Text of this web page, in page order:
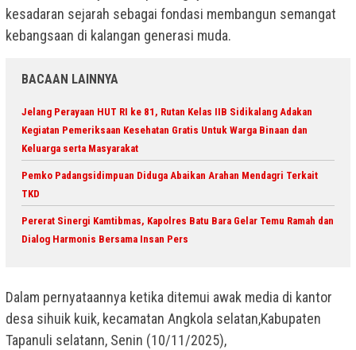
kesadaran sejarah sebagai fondasi membangun semangat
kebangsaan di kalangan generasi muda.
BACAAN LAINNYA
Jelang Perayaan HUT RI ke 81, Rutan Kelas IIB Sidikalang Adakan
Kegiatan Pemeriksaan Kesehatan Gratis Untuk Warga Binaan dan
Keluarga serta Masyarakat
Pemko Padangsidimpuan Diduga Abaikan Arahan Mendagri Terkait
TKD
Pererat Sinergi Kamtibmas, Kapolres Batu Bara Gelar Temu Ramah dan
Dialog Harmonis Bersama Insan Pers
Dalam pernyataannya ketika ditemui awak media di kantor
desa sihuik kuik, kecamatan Angkola selatan,Kabupaten
Tapanuli selatann, Senin (10/11/2025),